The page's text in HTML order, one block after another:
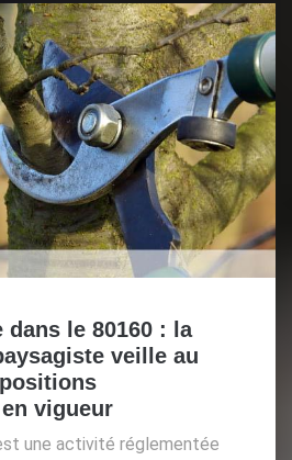
dans le 80160 : la
veille au
vigueur
est une activité réglementée